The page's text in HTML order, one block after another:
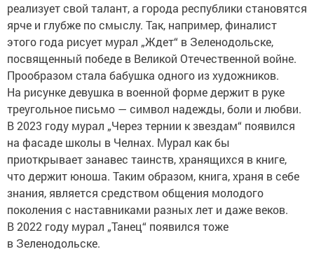
реализует свой талант, а города республики становятся
ярче и глубже по смыслу. Так, например, финалист
этого года рисует мурал „Ждет“ в Зеленодольске,
посвященный победе в Великой Отечественной войне.
Прообразом стала бабушка одного из художников.
На рисунке девушка в военной форме держит в руке
треугольное письмо — символ надежды, боли и любви.
В 2023 году мурал „Через тернии к звездам“ появился
на фасаде школы в Челнах. Мурал как бы
приоткрывает занавес таинств, хранящихся в книге,
что держит юноша. Таким образом, книга, храня в себе
знания, является средством общения молодого
поколения с наставниками разных лет и даже веков.
В 2022 году мурал „Танец“ появился тоже
в Зеленодольске.